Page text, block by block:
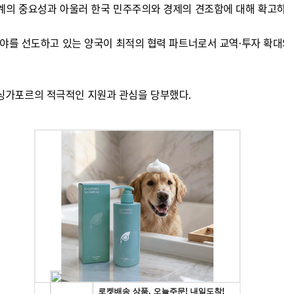
중요성과 아울러 한국 민주주의와 경제의 견조함에 대해 확
선도하고 있는 양국이 최적의 협력 파트너로서 교역·투자 확
포르의 적극적인 지원과 관심을 당부했다.